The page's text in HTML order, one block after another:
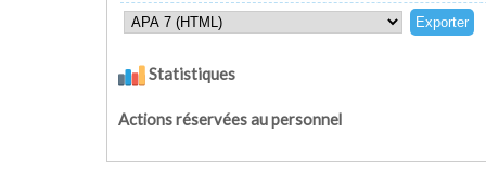
Statistiques
Actions réservées au personnel